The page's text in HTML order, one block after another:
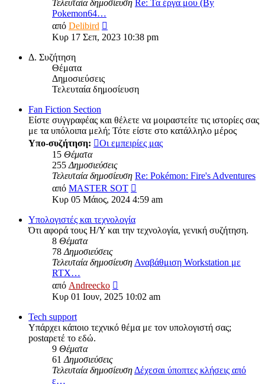
Τελευταία δημοσίευση Re: Τα έργα μου (By
Pokemon64…
από Delibird
της
τελευταίας
Κυρ 17 Σεπ, 2023 10:38 pm
Δ. Συζήτηση
Θέματα
Δημοσιεύσεις
Τελευταία δημοσίευση
Fan Fiction Section
Είστε συγγραφέας και θέλετε να μοιραστείτε τις ιστορίες σας
με τα υπόλοιπα μελή; Τότε είστε στο κατάλληλο μέρος
Υπο-συζήτηση:
Οι εμπειρίες μας
15 Θέματα
255 Δημοσιεύσεις
Τελευταία δημοσίευση Re: Pokémon: Fire's Adventures
από MASTER SOT
της
Κυρ 05 Μάιος, 2024 4:59 am
Υπολογιστές και τεχνολογία
Ότι αφορά τους Η/Υ και την τεχνολογία, γενική συζήτηση.
8 Θέματα
78 Δημοσιεύσεις
Τελευταία δημοσίευση Αναβάθμιση Workstation με
RTX…
από Andreecko
της
Κυρ 01 Ιουν, 2025 10:02 am
Tech support
Υπάρχει κάποιο τεχνικό θέμα με τον υπολογιστή σας;
postαρετέ το εδώ.
9 Θέματα
61 Δημοσιεύσεις
Τελευταία δημοσίευση Δέχεσαι ύποπτες κλήσεις από
ε…